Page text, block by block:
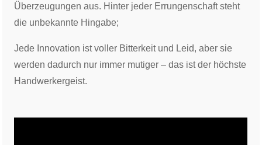
Überzeugungen aus. Hinter jeder Errungenschaft steht
die unbekannte Hingabe;
Jede Innovation ist voller Bitterkeit und Leid, aber sie
werden dadurch nur immer mutiger – das ist der höchste
Handwerkergeist.